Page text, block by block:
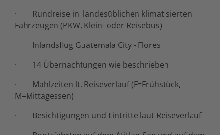
· Rundreise in landesüblichen klimatisierten
Fahrzeugen (PKW, Klein- oder Reisebus)
· Inlandsflug Guatemala City - Flores
· 14 Übernachtungen wie beschrieben
· Mahlzeiten lt. Reiseverlauf (F=Frühstück,
M=Mittagessen)
· Besichtigungen und Eintritte laut Reiseverlauf